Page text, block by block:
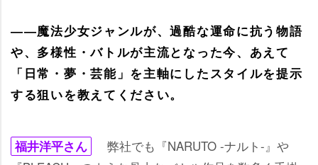
――魔法少女ジャンルが、過酷な運命に抗う物語
、多様性・バトルが主流となった今、あえて
「日常・夢・芸能」を主軸にしたスタイルを提示
する狙いを教えてください。
福井洋平さん
弊社でも『NARUTO -ナルト-』